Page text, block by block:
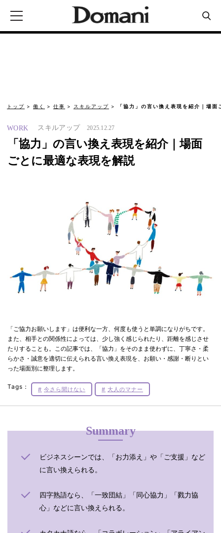
トップ 働く 仕事 スキルアップ 「協力」の言い換え表現を紹介｜場
WORK スキルアップ 2025.12.27
「協力」の言い換え表現を紹介｜場面
ごとに最適な表現を解説
「ご協力お願いします」は便利な一方、何度も使うと単調になりがちです。
また、相手との関係性によっては、少し強く感じられたり、距離を感じさせ
たりすることも。この記事では、「協力」をそのまま使わずに、丁寧さ・柔
らかさ・誠意を適切に伝えられる言い換え表現を、お願い・感謝・断りとい
った場面別に整理します。
Tags： 今さら聞けない 大人のマナー
Summary
ビジネスシーンでは、「お力添え」や「ご支援」など
に言い換えられる。
四字熟語なら、「一致団結」「同心協力」「戮力協
心」などに言い換えられる。